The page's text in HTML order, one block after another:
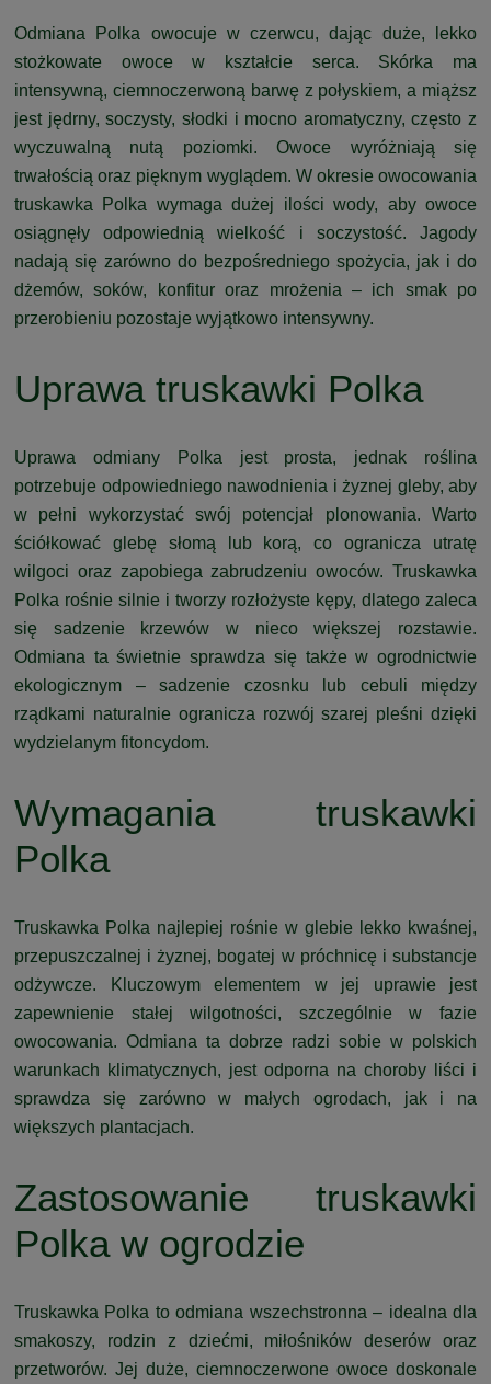
Odmiana Polka owocuje w czerwcu, dając duże, lekko
stożkowate owoce w kształcie serca. Skórka ma
intensywną, ciemnoczerwoną barwę z połyskiem, a miąższ
jest jędrny, soczysty, słodki i mocno aromatyczny, często z
wyczuwalną nutą poziomki. Owoce wyróżniają się
trwałością oraz pięknym wyglądem. W okresie owocowania
truskawka Polka wymaga dużej ilości wody, aby owoce
osiągnęły odpowiednią wielkość i soczystość. Jagody
nadają się zarówno do bezpośredniego spożycia, jak i do
dżemów, soków, konfitur oraz mrożenia – ich smak po
przerobieniu pozostaje wyjątkowo intensywny.
Uprawa truskawki Polka
Uprawa odmiany Polka jest prosta, jednak roślina
potrzebuje odpowiedniego nawodnienia i żyznej gleby, aby
w pełni wykorzystać swój potencjał plonowania. Warto
ściółkować glebę słomą lub korą, co ogranicza utratę
wilgoci oraz zapobiega zabrudzeniu owoców. Truskawka
Polka rośnie silnie i tworzy rozłożyste kępy, dlatego zaleca
się sadzenie krzewów w nieco większej rozstawie.
Odmiana ta świetnie sprawdza się także w ogrodnictwie
ekologicznym – sadzenie czosnku lub cebuli między
rządkami naturalnie ogranicza rozwój szarej pleśni dzięki
wydzielanym fitoncydom.
Wymagania truskawki
Polka
Truskawka Polka najlepiej rośnie w glebie lekko kwaśnej,
przepuszczalnej i żyznej, bogatej w próchnicę i substancje
odżywcze. Kluczowym elementem w jej uprawie jest
zapewnienie stałej wilgotności, szczególnie w fazie
owocowania. Odmiana ta dobrze radzi sobie w polskich
warunkach klimatycznych, jest odporna na choroby liści i
sprawdza się zarówno w małych ogrodach, jak i na
większych plantacjach.
Zastosowanie truskawki
Polka w ogrodzie
Truskawka Polka to odmiana wszechstronna – idealna dla
smakoszy, rodzin z dziećmi, miłośników deserów oraz
przetworów. Jej duże, ciemnoczerwone owoce doskonale